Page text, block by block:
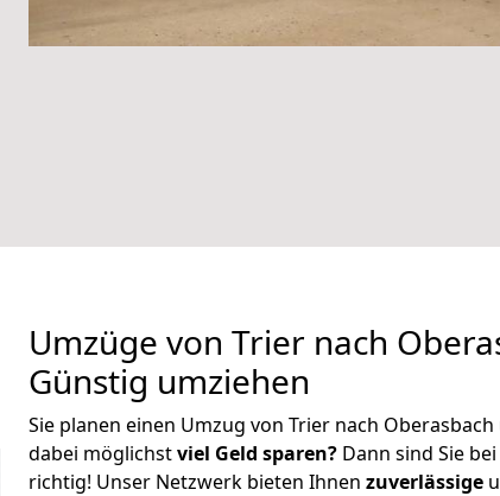
Umzüge von Trier nach
Günstig umziehen
Sie planen einen Umzug von Trier nach
dabei möglichstviel Geld sparen? Dann sind Sie
richtig! Unser Netzwerk bieten Ihnen zuverlässige